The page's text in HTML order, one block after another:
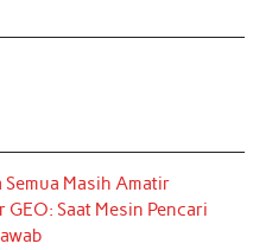
Masih Amatir
GEO: Saat Mesin Pencari